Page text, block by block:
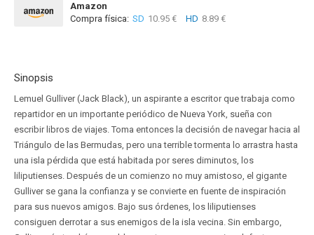
Amazon
Compra física: SD 10.95 € HD 8.89 €
Sinopsis
Lemuel Gulliver (Jack Black), un aspirante a escritor que trabaja como
repartidor en un importante periódico de Nueva York, sueña con
escribir libros de viajes. Toma entonces la decisión de navegar hacia al
Triángulo de las Bermudas, pero una terrible tormenta lo arrastra hasta
una isla pérdida que está habitada por seres diminutos, los
liliputienses. Después de un comienzo no muy amistoso, el gigante
Gulliver se gana la confianza y se convierte en fuente de inspiración
para sus nuevos amigos. Bajo sus órdenes, los liliputienses
consiguen derrotar a sus enemigos de la isla vecina. Sin embargo,